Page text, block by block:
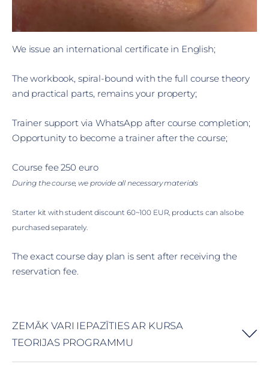
We issue an internationalcertificate in English;
The workbook, spiral-bound with the full course theory
and practical parts, remains your property;
Trainer support via WhatsApp after course completion;
Opportunity to become a trainer after the course;
Course fee 250 euro
During the course, we provide all necessary materials
Starter kit with student discount 60~100 EUR, products can also be
purchased separately.
The exact course day plan is sent after receiving the
reservation fee.
ZEMĀK VARI IEPAZĪTIES AR KURSA
TEORIJAS PROGRAMMU